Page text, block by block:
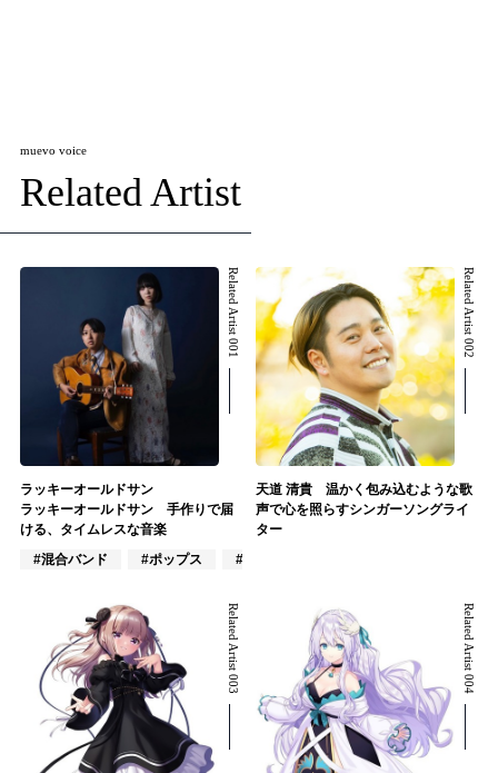
muevo voice
Related Artist
Related Artist 001
ラッキーオールドサン
ラッキーオールドサン 手作りで届
ける、タイムレスな音楽
#混合バンド
#ポップス #J-POP
Related Artist 002
天道 清貴 温かく包み込むような歌
声で心を照らすシンガーソングライ
ター
Related Artist 003 Related Artist 004